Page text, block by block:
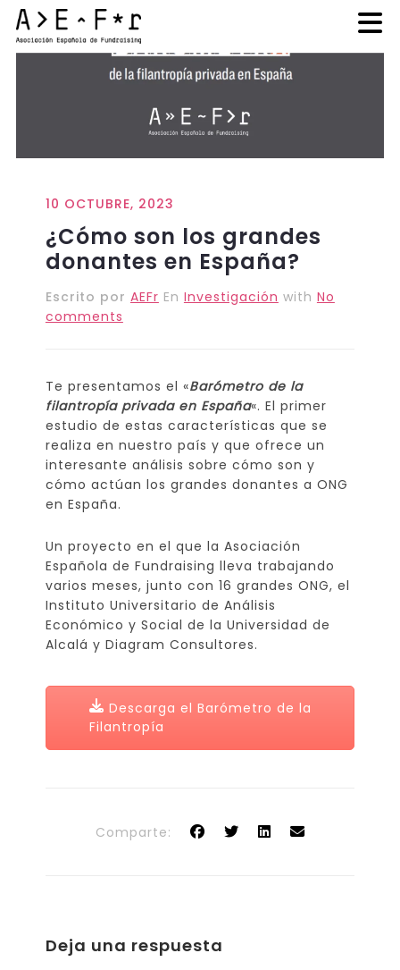
10 OCTUBRE, 2023
¿Cómo son los grandes
donantes en España?
Escrito por AEFr En Investigación with No
comments
Te presentamos el «Barómetro de la
filantropía privada en España«. El primer
estudio de estas características que se
realiza en nuestro país y que ofrece un
interesante análisis sobre cómo son y
cómo actúan los grandes donantes a ONG
en España.
Un proyecto en el que la Asociación
Española de Fundraising lleva trabajando
varios meses, junto con 16 grandes ONG, el
Instituto Universitario de Análisis
Económico y Social de la Universidad de
Alcalá y Diagram Consultores.
Descarga el Barómetro de la
Filantropía
Comparte:
Deja una respuesta